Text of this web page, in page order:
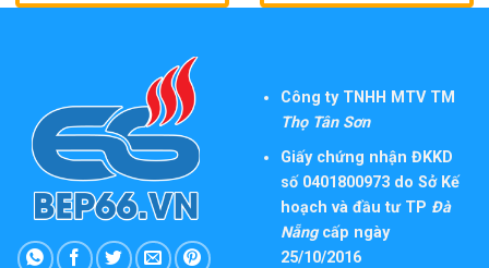
Công ty TNHH MTV TM
Thọ Tân Sơn
Giấy chứng nhận ĐKKD
số 0401800973 do Sở Kế
hoạch và đầu tư TP Đà
Nẵngcấp ngày
25/10/2016